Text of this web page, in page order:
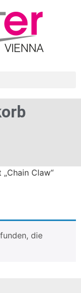
Claw“
die